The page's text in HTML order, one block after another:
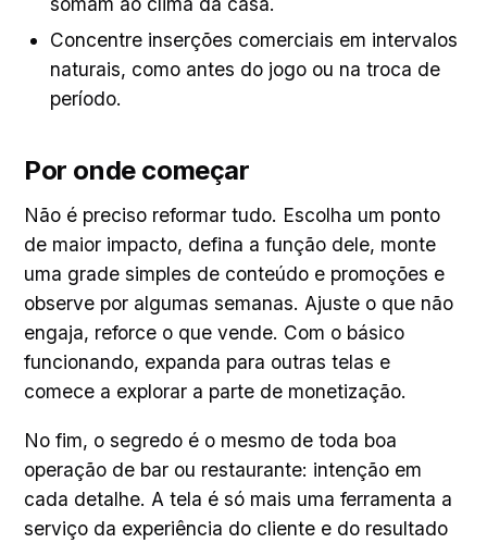
Concentre inserções comerciais em intervalos
naturais, como antes do jogo ou na troca de
período.
Por onde começar
Não é preciso reformar tudo. Escolha um ponto
de maior impacto, defina a função dele, monte
uma grade simples de conteúdo e promoções e
observe por algumas semanas. Ajuste o que não
engaja, reforce o que vende. Com o básico
funcionando, expanda para outras telas e
comece a explorar a parte de monetização.
No fim, o segredo é o mesmo de toda boa
operação de bar ou restaurante: intenção em
cada detalhe. A tela é só mais uma ferramenta a
serviço da experiência do cliente e do resultado